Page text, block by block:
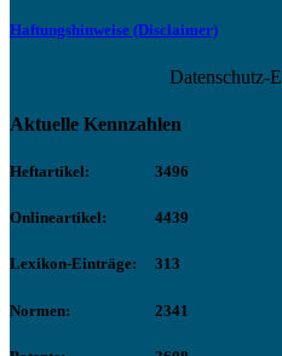
Haftungshinweise (Disclaimer)
Datenschutz-
Aktuelle Kennzahlen
Heftartikel: 3496
Onlineartikel: 4439
Lexikon-Einträge: 313
Normen: 2341